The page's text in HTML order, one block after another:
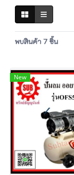
พบสินค้า 7 ชิ้น
New